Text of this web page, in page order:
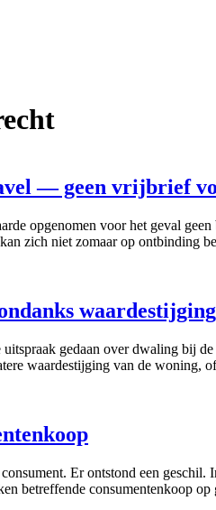
— geen vrijbrief
opgenomen voor het geval
zich niet zomaar op ontbinding
gedaan over dwaling bij
waardestijging van de woning,
Er ontstond een
betreffende consumentenkoop